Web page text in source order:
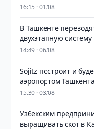
16:15 · 01/08
В Ташкенте
двухэтапную систему
14:49 · 06/08
Sojitz построит и
аэропортом Ташкента
15:30 · 03/08
Узбекским
выращивать скот в